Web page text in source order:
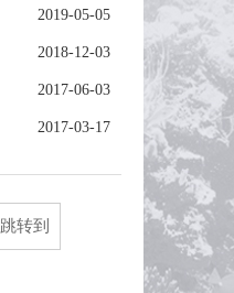
2019-05-05
2018-12-03
2017-06-03
2017-03-17
跳转到